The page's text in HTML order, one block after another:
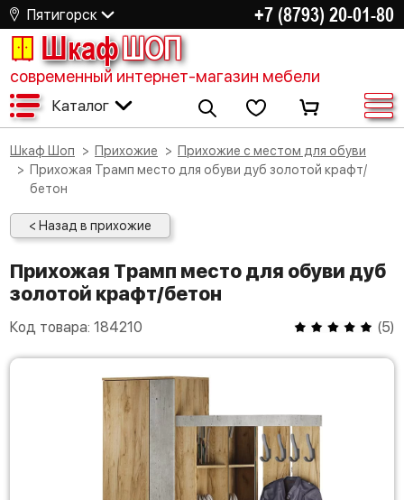
Пятигорск +7 (8793) 20-01-80
ШкафШОП
современный интернет-магазин мебели
Каталог
Шкаф Шоп Прихожие
Прихожие с местом для обуви
Прихожая Трамп место для обуви дуб золотой крафт/
бетон
< Назад в прихожие
Прихожая Трамп место для обуви дуб
золотой крафт/бетон
Код товара: 184210 (5)